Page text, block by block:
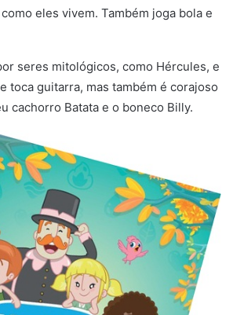
eles vivem. Também joga bola e
seres mitológicos, como Hércules, e
toca guitarra, mas também é corajoso
cachorro Batata e o boneco Billy.